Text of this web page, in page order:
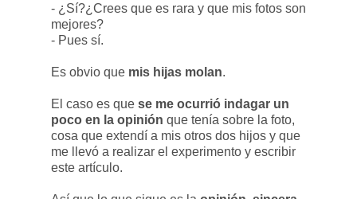
- ¿Sí?¿Crees que es rara y que mis fotos son
mejores?
- Pues sí.
Es obvio que mis hijas molan.
El caso es que se me ocurrió indagar un
poco en la opinión que tenía sobre la foto,
cosa que extendí a mis otros dos hijos y que
me llevó a realizar el experimento y escribir
este artículo.